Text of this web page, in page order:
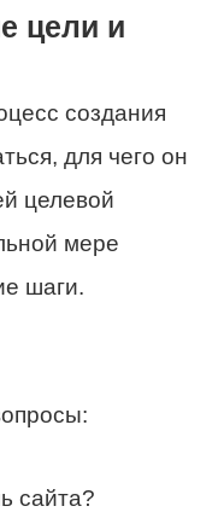
цели и
создания
для чего он
целевой
мере
шаги.
сайта?